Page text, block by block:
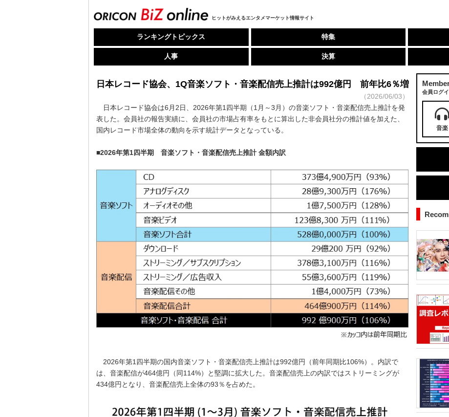
ヒットがみえるエンタメマーケット情報サイト
ランキングトピックス 特集
人事 決算
日本レコード協会、1Q音楽ソフト・音楽配信売上推計は992億円 前年比6％増
（2026/06/03）
日本レコード協会は6月2日、2026年第1四半期（1月～3月）の音楽ソフト・音楽配信売上推計を発
表した。会員社の報告実績に、会員社の市場占有率をもとに算出した非会員社分の推計値を加えた、
国内レコード市場全体の動向を示す統計データとなっている。
■2026年第1四半期 音楽ソフト・音楽配信売上推計 金額内訳
2026年第1四半期の国内音楽ソフト・音楽配信売上推計は992億円（前年同期比106%）。内訳で
は、音楽配信が464億円（同114%）と堅調に拡大した。音楽配信売上の内訳ではストリーミングが
434億円となり、音楽配信売上全体の93％を占めた。
会員ログ
音楽
■アーティス
月1日、「オ
12月8日～
タルランキン
53.6億円で、
ティスト別セ
半期1位を獲
GREEN
Gt）、若井
ランキング」
DVD・Blu-
ルアルバム、
価格戦略の策
きるデータを
音楽・ライ
後のマーケテ
ティストグッ
のか」「いく
販売戦略に直